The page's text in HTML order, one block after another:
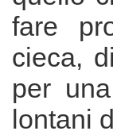
fare
cieca,
per
lontani